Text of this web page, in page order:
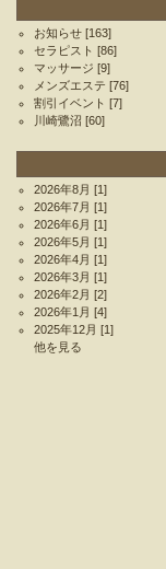
お知らせ [163]
セラピスト [86]
マッサージ [9]
メンズエステ [76]
割引イベント [7]
川崎鷺沼 [60]
2026年8月 [1]
2026年7月 [1]
2026年6月 [1]
2026年5月 [1]
2026年4月 [1]
2026年3月 [1]
2026年2月 [2]
2026年1月 [4]
2025年12月 [1]
他を見る